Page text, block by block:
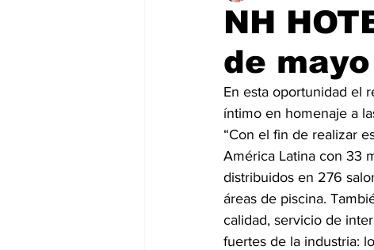
NH
de
En esta oportunidad el
íntimo en homenaje a
“Con el fin de realizar
América Latina con 33
distribuidos en 276
áreas de piscina.
calidad, servicio de
fuertes de la industria: